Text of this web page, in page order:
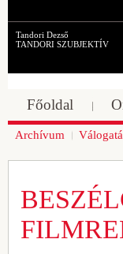
Tandori Dezső
TANDORI SZUBJEKTÍV
Főoldal
Archívum